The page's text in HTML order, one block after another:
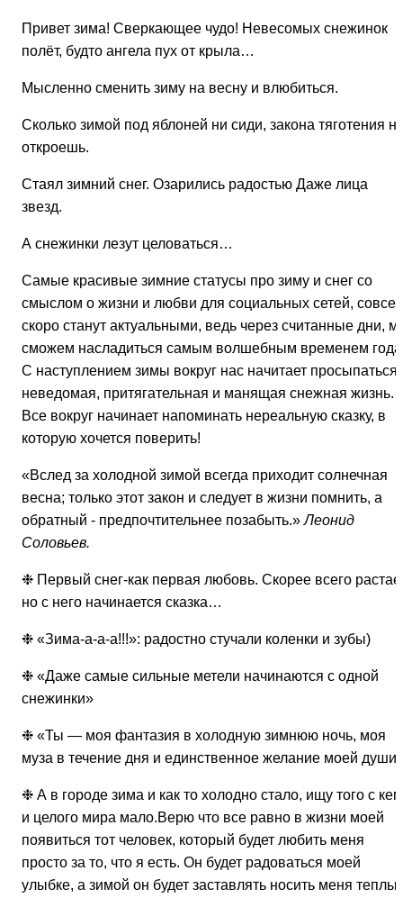
Привет зима! Сверкающее чудо! Невесомых снежинок
полёт, будто ангела пух от крыла…
Мысленно сменить зиму на весну и влюбиться.
Сколько зимой под яблоней ни сиди, закона тяготения
откроешь.
Стаял зимний снег. Озарились радостью Даже лица
звезд.
А снежинки лезут целоваться…
Самые красивые зимние статусы про зиму и снег со
смыслом о жизни и любви для социальных сетей,
скоро станут актуальными, ведь через считанные дни,
сможем насладиться самым волшебным временем
С наступлением зимы вокруг нас начитает просыпаться
неведомая, притягательная и манящая снежная жизнь.
Все вокруг начинает напоминать нереальную сказку, в
которую хочется поверить!
«Вслед за холодной зимой всегда приходит солнечная
весна; только этот закон и следует в жизни помнить, а
обратный - предпочтительнее позабыть.»Леонид
Соловьев.
❉ Первый снег-как первая любовь. Скорее всего
но с него начинается сказка…
❉ «Зима-а-а-а!!!»: радостно стучали коленки и зубы)
❉ «Даже самые сильные метели начинаются с одной
снежинки»
❉ «Ты — моя фантазия в холодную зимнюю ночь, моя
муза в течение дня и единственное желание моей
❉ А в городе зима и как то холодно стало, ищу того с кем
и целого мира мало.Верю что все равно в жизни моей
появиться тот человек, который будет любить меня
просто за то, что я есть. Он будет радоваться моей
улыбке, а зимой он будет заставлять носить меня